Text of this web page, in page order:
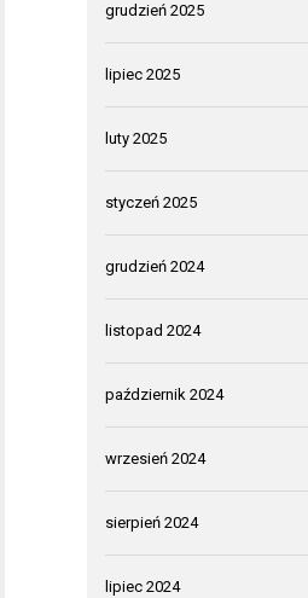
grudzień 2025
lipiec 2025
luty 2025
styczeń 2025
grudzień 2024
listopad 2024
październik 2024
wrzesień 2024
sierpień 2024
lipiec 2024